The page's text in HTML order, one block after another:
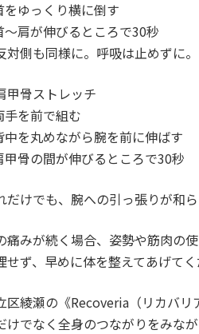
をゆっくり横に倒す
～肩が伸びるところで30秒
側も同様に。呼吸は止めずに。
骨ストレッチ
手を前で組む
中を丸めながら腕を前に伸ばす
甲骨の間が伸びるところで30秒
だけでも、腕への引っ張りが和ら
痛みが続く場合、姿勢や筋肉の
せず、早めに体を整えてあげてく
区綾瀬の《Recoveria（リカバリ
けでなく全身のつながりをみなが